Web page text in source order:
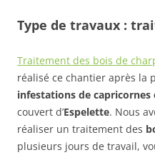
Type de travaux :
Traitement des bois de
réalisé ce chantier après la
infestations de
couvert d’Espelette. Nous
réaliser un traitement des
plusieurs jours de travail,